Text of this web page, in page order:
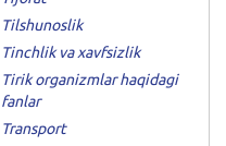
Tilshunoslik
Tinchlik va xavfsizlik
Tirik organizmlar haqidagi
fanlar
Transport